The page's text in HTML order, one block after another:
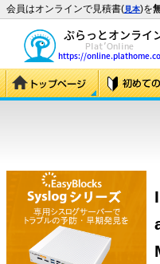
会員はオンラインで見積書(見本)を